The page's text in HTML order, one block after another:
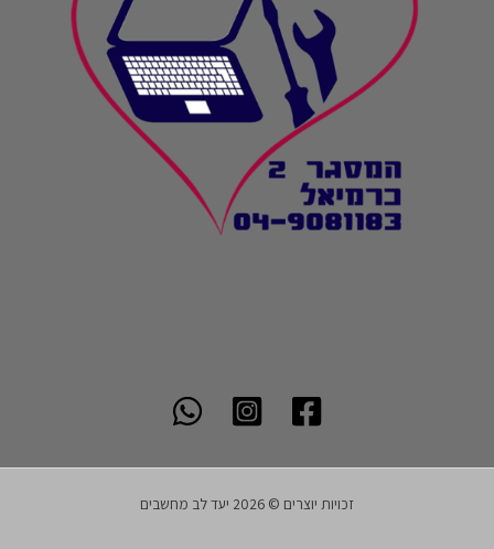
זכויות יוצרים © 2026 יעד לב מחשבים